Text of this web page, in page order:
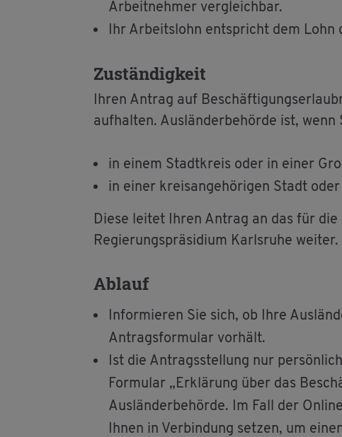
Ar­beit­neh­mer ver­gleich­bar.
Ihr Ar­beits­lohn ent­spricht dem
Zu­stän­dig­keit
Ihren An­trag auf
auf­hal­ten. Aus­län­der­be­hör­de ist, wenn
in einem Stadt­kreis oder in einer
in einer kreis­an­ge­hö­ri­gen Stadt
Diese lei­tet Ihren An­trag an das für
Re­gie­rungs­prä­si­di­um Karls­ru­he wei­ter.
Ab­lauf
In­for­mie­ren Sie sich, ob Ihre
An­trags­for­mu­lar vor­hält.
Ist die An­trags­stel­lung nur
For­mu­lar „Er­klä­rung über das
Aus­län­der­be­hör­de. Im Fall der
Ihnen in Ver­bin­dung set­zen, um